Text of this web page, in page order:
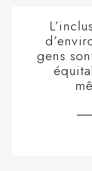
gens